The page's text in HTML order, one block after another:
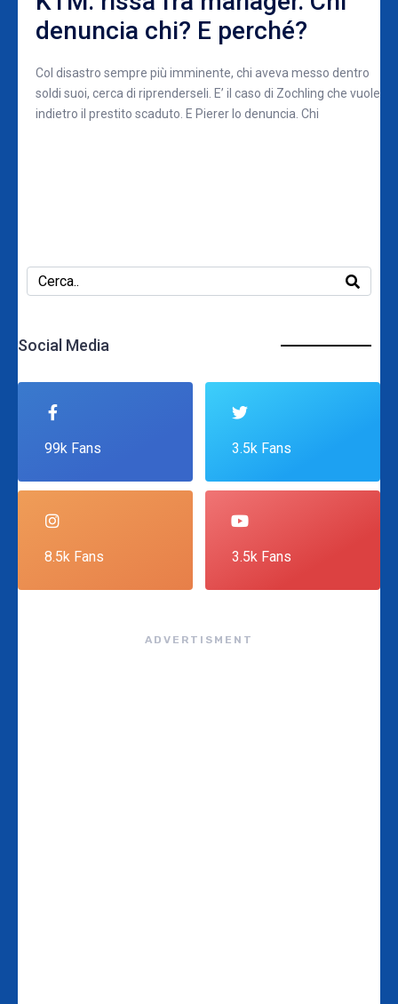
denuncia chi? E perché?
Col disastro sempre più imminente, chi aveva messo dentro
soldi suoi, cerca di riprenderseli. E’ il caso di Zochling che vuole
indietro il prestito scaduto. E Pierer lo denuncia. Chi
Social Media
99k Fans 3.5k Fans
8.5k Fans 3.5k Fans
ADVERTISMENT